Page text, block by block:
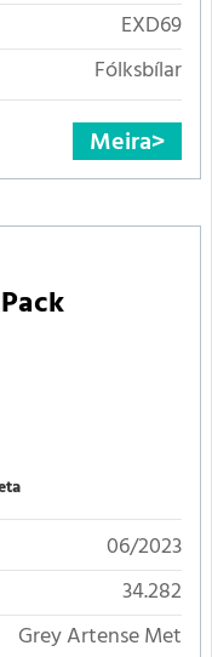
EXD69
Fólksbílar
Meira
06/2023
34.282
Grey Artense Met